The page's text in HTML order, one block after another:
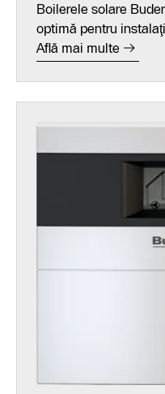
Boilerele solare
optimă pentru
Află mai multe